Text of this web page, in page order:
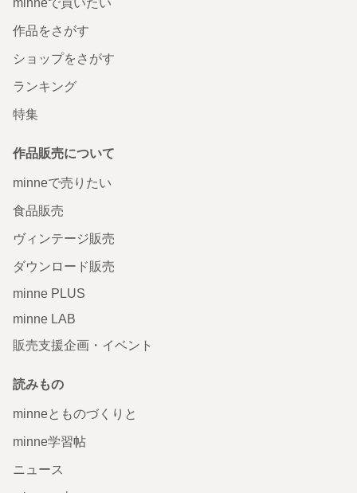
作品をさがす
ショップをさがす
ランキング
特集
作品販売について
minneで売りたい
食品販売
ヴィンテージ販売
ダウンロード販売
minne PLUS
minne LAB
販売支援企画・イベント
読みもの
minneとものづくりと
minne学習帖
ニュース